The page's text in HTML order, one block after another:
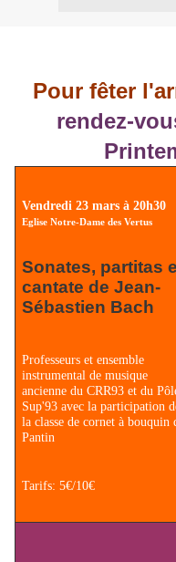
Pour fêter
rendez-
Vendredi 23 mars à 20h30
Eglise Notre-Dame des Vertus
Sonates, partitas
cantate de Jean-
Sébastien Bach
Professeurs et ensemble
instrumental de musique
ancienne du CRR93 et du
Sup'93 avec la participation
la classe de cornet à bouquin
Pantin
Tarifs: 5€/10€